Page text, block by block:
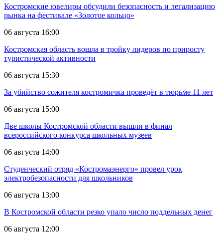
Костромские ювелиры обсудили безопасность и легализацию
рынка на фестивале «Золотое кольцо»
06 августа 16:00
Костромская область вошла в тройку лидеров по приросту
туристической активности
06 августа 15:30
За убийство сожителя костромичка проведёт в тюрьме 11 лет
06 августа 15:00
Две школы Костромской области вышли в финал
всероссийского конкурса школьных музеев
06 августа 14:00
Студенческий отряд «Костромаэнерго» провел урок
электробезопасности для школьников
06 августа 13:00
В Костромской области резко упало число поддельных денег
06 августа 12:00